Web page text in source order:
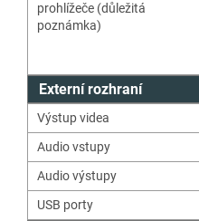
prohlížeče (důležitá
poznámka)
Externí rozhraní
Výstup videa
Audio vstupy
Audio výstupy
USB porty